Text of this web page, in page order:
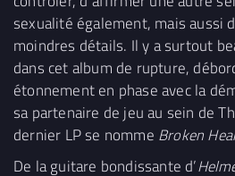
sexualité également, mais aussi
moindres détails. Il y a surtout
dans cet album de rupture,
étonnement en phase avec la
sa partenaire de jeu au sein de
dernier LP se nomme Broken
De la guitare bondissante d’